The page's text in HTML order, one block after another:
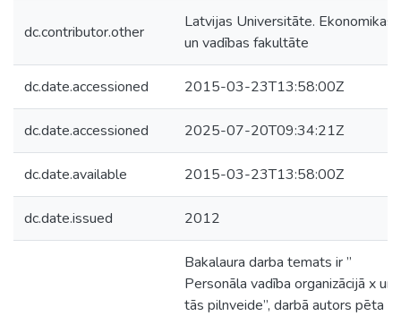
dc.contributor.other
Latvijas Universitāte. Ekonomikas
un vadības fakultāte
dc.date.accessioned 2015-03-23T13:58:00Z
dc.date.accessioned 2025-07-20T09:34:21Z
dc.date.available 2015-03-23T13:58:00Z
dc.date.issued 2012
Bakalaura darba temats ir ”
Personāla vadība organizācijā x un
tās pilnveide”, darbā autors pēta un